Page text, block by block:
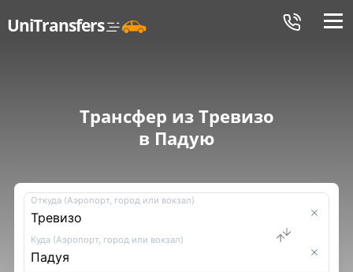
UniTransfers Меню
Трансфер из Тревизо
в Падую
Откуда (Аэропорт, город или вокзал)
Куда (Аэропорт, город или вокзал)